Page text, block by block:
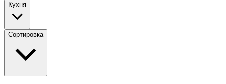
Кухня
Сортировка